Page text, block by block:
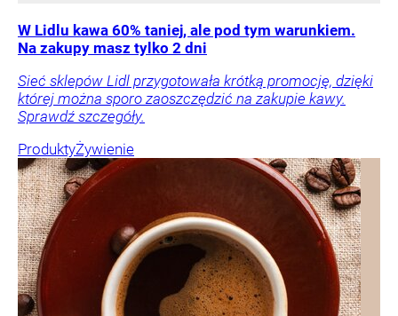
W Lidlu kawa 60% taniej, ale pod tym warunkiem.
Na zakupy masz tylko 2 dni
Sieć sklepów Lidl przygotowała krótką promocję, dzięki
której można sporo zaoszczędzić na zakupie kawy.
Sprawdź szczegóły.
ProduktyŻywienie